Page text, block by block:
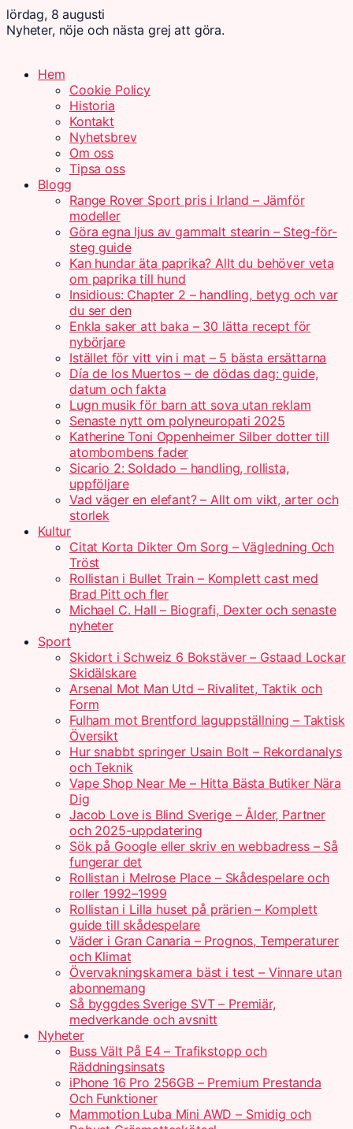
lördag, 8 augusti
Nyheter, nöje och nästa grej att göra.
Hem
Cookie Policy
Historia
Kontakt
Nyhetsbrev
Om oss
Tipsa oss
Blogg
Range Rover Sport pris i Irland – Jämför
modeller
Göra egna ljus av gammalt stearin – Steg-för-
steg guide
Kan hundar äta paprika? Allt du behöver veta
om paprika till hund
Insidious: Chapter 2 – handling, betyg och var
du ser den
Enkla saker att baka – 30 lätta recept för
nybörjare
Istället för vitt vin i mat – 5 bästa ersättarna
Día de los Muertos – de dödas dag: guide,
datum och fakta
Lugn musik för barn att sova utan reklam
Senaste nytt om polyneuropati 2025
Katherine Toni Oppenheimer Silber dotter till
atombombens fader
Sicario 2: Soldado – handling, rollista,
uppföljare
Vad väger en elefant? – Allt om vikt, arter och
storlek
Kultur
Citat Korta Dikter Om Sorg – Vägledning Och
Tröst
Rollistan i Bullet Train – Komplett cast med
Brad Pitt och fler
Michael C. Hall – Biografi, Dexter och senaste
nyheter
Sport
Skidort i Schweiz 6 Bokstäver – Gstaad Lockar
Skidälskare
Arsenal Mot Man Utd – Rivalitet, Taktik och
Form
Fulham mot Brentford laguppställning – Taktisk
Översikt
Hur snabbt springer Usain Bolt – Rekordanalys
och Teknik
Vape Shop Near Me – Hitta Bästa Butiker Nära
Dig
Jacob Love is Blind Sverige – Ålder, Partner
och 2025-uppdatering
Sök på Google eller skriv en webbadress – Så
fungerar det
Rollistan i Melrose Place – Skådespelare och
roller 1992–1999
Rollistan i Lilla huset på prärien – Komplett
guide till skådespelare
Väder i Gran Canaria – Prognos, Temperaturer
och Klimat
Övervakningskamera bäst i test – Vinnare utan
abonnemang
Så byggdes Sverige SVT – Premiär,
medverkande och avsnitt
Nyheter
Buss Vält På E4 – Trafikstopp och
Räddningsinsats
iPhone 16 Pro 256GB – Premium Prestanda
Och Funktioner
Mammotion Luba Mini AWD – Smidig och